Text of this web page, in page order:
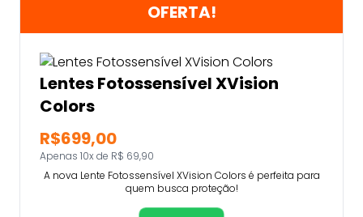
OFERTA!
Lentes Fotossensível XVision
Colors
R$699,00
Apenas 10x de R$ 69,90
A nova Lente Fotossensível XVision Colors é perfeita para
quem busca proteção!